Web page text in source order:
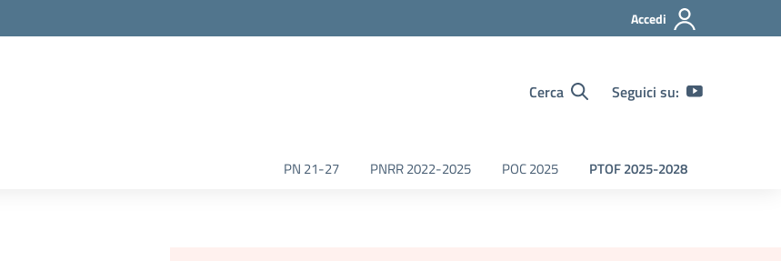
Accedi
Cerca Seguici su:
PN 21-27 PNRR 2022-2025 POC 2025 PTOF 2025-2028